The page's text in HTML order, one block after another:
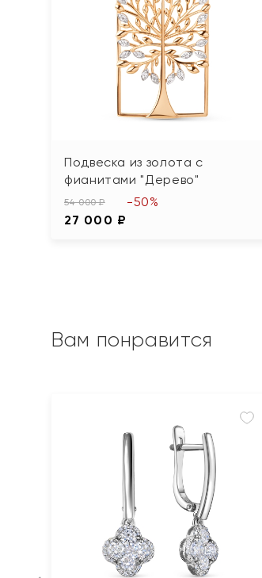
Подвеска из золота с
фианитами "Дерево"
54 000 ₽
27 000 ₽
-50%
Вам понравится